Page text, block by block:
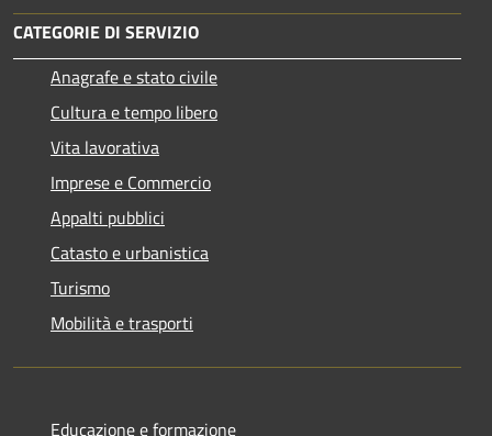
CATEGORIE DI SERVIZIO
Anagrafe e stato civile
Cultura e tempo libero
Vita lavorativa
Imprese e Commercio
Appalti pubblici
Catasto e urbanistica
Turismo
Mobilità e trasporti
Educazione e formazione